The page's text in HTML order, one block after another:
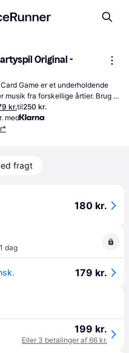
Original -
Game er et underholdende
musik fra forskellige årtier. Brug
sange og konkurrere med
kr.til250 kr.
med
fragt
180 kr.
1 dag
179 kr.
199 kr.
Eller 3 betalinger af 66 kr.